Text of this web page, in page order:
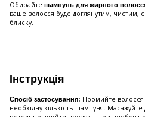
Обирайте шампунь для жирного
ваше волосся буде доглянутим, чистим,
блиску.
Інструкція
Спосіб застосування: Промийте
необхідну кількість шампуня.